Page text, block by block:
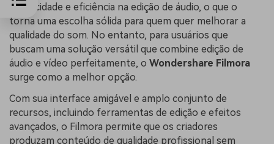
simplicidade e eficiência na edição de áudio, o que o
torna uma escolha sólida para quem quer melhorar a
qualidade do som. No entanto, para usuários que
buscam uma solução versátil que combine edição de
áudio e vídeo perfeitamente, o Wondershare Filmora
surge como a melhor opção.
Com sua interface amigável e amplo conjunto de
recursos, incluindo ferramentas de edição e efeitos
avançados, o Filmora permite que os criadores
produzam conteúdo de qualidade profissional sem